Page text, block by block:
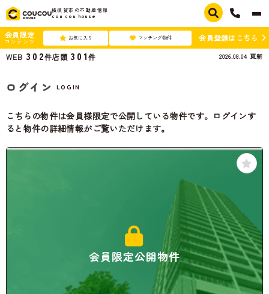
横須賀市の不動産情報
cou cou house
会員限定
コンテンツ お気に入り マッチング物件
会員登録はこちら
WEB 302件店頭 301件 2026.08.04 更新
ログイン LOGIN
こちらの物件は会員様限定で公開している物件です。ログインす
ると物件の詳細情報がご覧いただけます。
会員限定公開物件